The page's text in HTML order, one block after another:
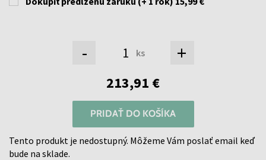
- ks +
213,91 €
PRIDAŤ DO KOŠÍKA
Tento produkt je nedostupný. Môžeme Vám poslať email keď
bude na sklade.